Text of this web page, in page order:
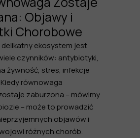
Objawy i
Chorobowe
ekosystem jest
czynników: antybiotyki,
żywność, stres, infekcje
równowaga
zaburzona – mówimy
– może to prowadzić
objawów i
różnych chorób.